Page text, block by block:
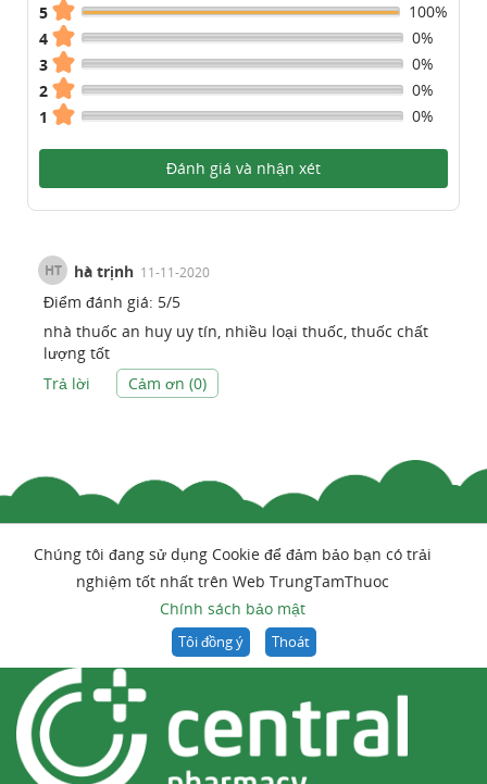
5
100%
4
0%
3
0%
2
0%
1
0%
Đánh giá và nhận xét
HT hà trịnh 11-11-2020
Điểm đánh giá: 5/5
nhà thuốc an huy uy tín, nhiều loại thuốc, thuốc chất
lượng tốt
Trả lời
Cảm ơn (0)
Chúng tôi đang sử dụng Cookie để đảm bảo bạn có trải
nghiệm tốt nhất trên Web TrungTamThuoc
Chính sách bảo mật
Tôi đồng ý Thoát